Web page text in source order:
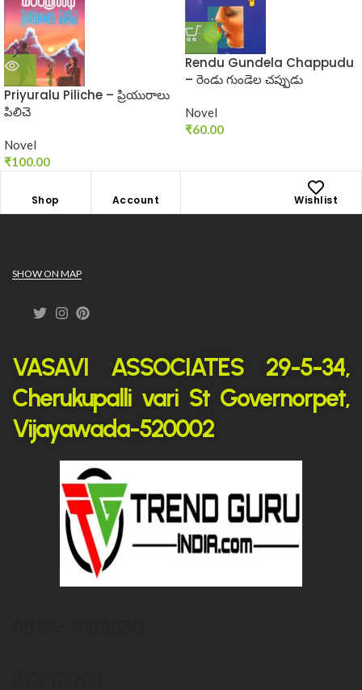
Priyuralu Piliche – ప్రియురాలు
పిలిచె
Novel
₹100.00
Rendu Gundela Chappudu
– రెండు గుండెల చప్పుడు
Novel
₹60.00
Shop Account Wishlist
SHOW ON MAP
VASAVI ASSOCIATES 29-5-34,
Cherukupalli vari St Governorpet,
Vijayawada-520002